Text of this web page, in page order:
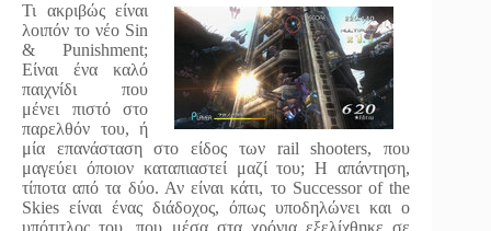
Τι ακριβώς είναι
λοιπόν το νέο Sin
& Punishment;
Είναι ένα καλό
παιχνίδι που
μένει πιστό στο
παρελθόν του, ή
μία επανάσταση στο είδος των rail shooters, που
μαγεύει όποιον καταπιαστεί μαζί του; Η απάντηση,
τίποτα από τα δύο. Αν είναι κάτι, το Successor of the
Skies είναι ένας διάδοχος, όπως υποδηλώνει και ο